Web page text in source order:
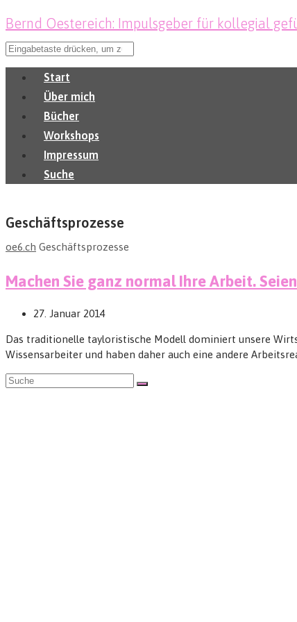
Bernd Oestereich: Impulsgeber für kollegial
Start
Über mich
Bücher
Workshops
Impressum
Suche
Geschäftsprozesse
oe6.ch Geschäftsprozesse
Machen Sie ganz normal Ihre Arbeit.
27. Januar 2014
Das traditionelle tayloristische Modell dominiert unsere
Wissensarbeiter und haben daher auch eine andere